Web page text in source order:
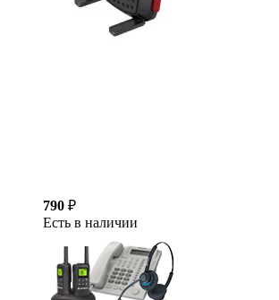
790 ₽
Есть в наличии